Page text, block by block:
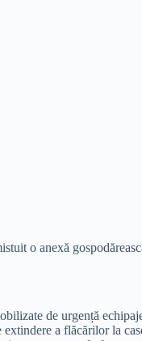
o anexă
de urgență
a flăcărilor la